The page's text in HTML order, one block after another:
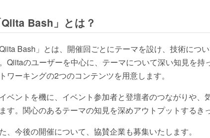
Qiita Bash」とは？
Qiita Bash」とは、開催回ごとにテーマを設け、技術に
Qiitaのユーザーを中心に、テーマについて深い知見を
ワーキングの2つのコンテンツを用意します。
ベントを機に、イベント参加者と登壇者のつながりや
す。関心のあるテーマの知見を深めアウトプットするき
、今後の開催について、協賛企業も募集いたします。